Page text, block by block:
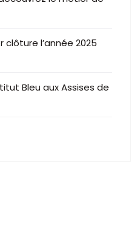
clôture l’année 2025
Bleu aux Assises de